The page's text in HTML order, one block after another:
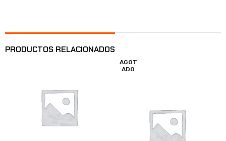
PRODUCTOS RELACIONADOS
AGOT
ADO